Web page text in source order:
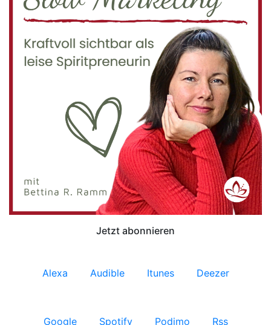
Jetzt abonnieren
Alexa Audible Itunes Deezer
Google Spotify Podimo Rss